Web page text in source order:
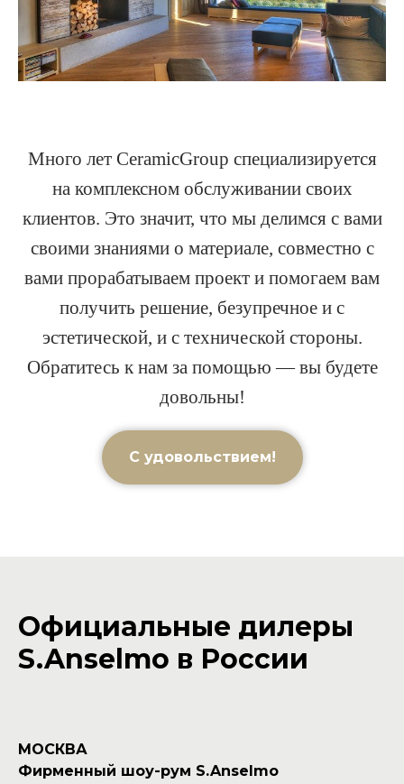
Много лет CeramicGroup специализируется
на комплексном обслуживании своих
клиентов. Это значит, что мы делимся с вами
своими знаниями о материале, совместно с
вами прорабатываем проект и помогаем вам
получить решение, безупречное и с
эстетической, и с технической стороны.
Обратитесь к нам за помощью — вы будете
довольны!
С удовольствием!
Официальные дилеры
S.Anselmo в России
МОСКВА
Фирменный шоу-рум S.Anselmo